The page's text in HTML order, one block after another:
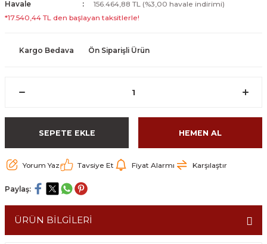
Havale
156.464,88 TL (%3,00 havale indirimi)
*17.540,44 TL den başlayan taksitlerle!
Kargo Bedava Ön Siparişli Ürün
SEPETE EKLE HEMEN AL
Yorum Yaz Tavsiye Et Fiyat Alarmı Karşılaştır
Paylaş:
ÜRÜN BİLGİLERİ